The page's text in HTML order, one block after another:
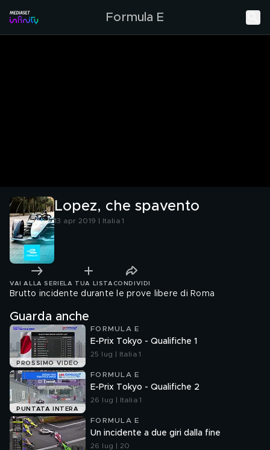
Formula E
Lopez, che spavento
13 apr 2019 | Italia 1
VAI ALLA SERIE LA TUA LISTA CONDIVIDI
Brutto incidente durante le prove libere di Roma
Guarda anche
PROSSIMO VIDEO
FORMULA E
E-Prix Tokyo - Qualifiche 1
25 lug | Italia 1
PUNTATA INTERA
FORMULA E
E-Prix Tokyo - Qualifiche 2
26 lug | Italia 1
FORMULA E
Un incidente a due giri dalla fine
26 lug | 20